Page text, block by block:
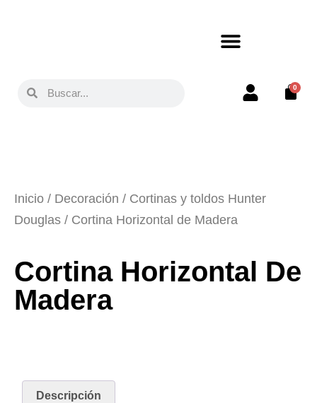
0
Inicio / Decoración / Cortinas y toldos Hunter
Douglas / Cortina Horizontal de Madera
Cortina Horizontal De
Madera
Descripción